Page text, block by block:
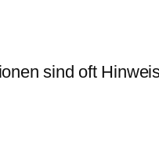
sind oft